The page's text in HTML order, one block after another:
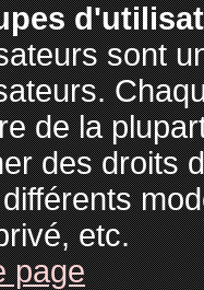
sont
de la
des droits
etc.
page